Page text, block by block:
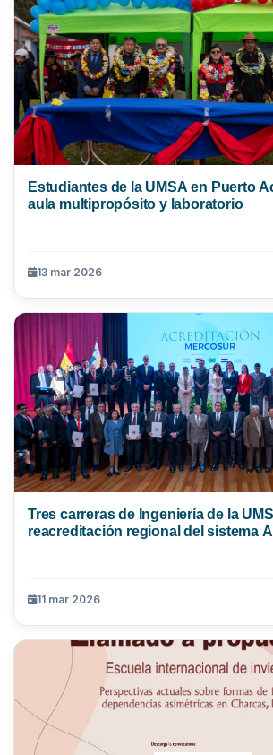
Estudiantes de la UMSA en Puerto
aula multipropósito y laboratorio
13 mar 2026
Tres carreras de Ingeniería de la
reacreditación regional del sistema
11 mar 2026